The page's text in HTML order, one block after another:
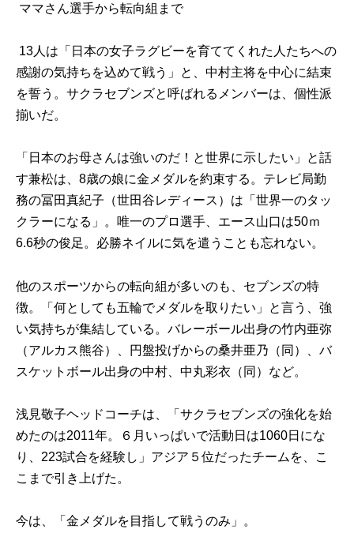
ママさん選手から転向組まで
13人は「日本の女子ラグビーを育ててくれた人たちへの
感謝の気持ちを込めて戦う」と、中村主将を中心に結束
を誓う。サクラセブンズと呼ばれるメンバーは、個性派
揃いだ。
「日本のお母さんは強いのだ！と世界に示したい」と話
す兼松は、8歳の娘に金メダルを約束する。テレビ局勤
務の冨田真紀子（世田谷レディース）は「世界一のタッ
クラーになる」。唯一のプロ選手、エース山口は50ｍ
6.6秒の俊足。必勝ネイルに気を遣うことも忘れない。
他のスポーツからの転向組が多いのも、セブンズの特
徴。「何としても五輪でメダルを取りたい」と言う、強
い気持ちが集結している。バレーボール出身の竹内亜弥
（アルカス熊谷）、円盤投げからの桑井亜乃（同）、バ
スケットボール出身の中村、中丸彩衣（同）など。
浅見敬子ヘッドコーチは、「サクラセブンズの強化を始
めたのは2011年。６月いっぱいで活動日は1060日にな
り、223試合を経験し」アジア５位だったチームを、こ
こまで引き上げた。
今は、「金メダルを目指して戦うのみ」。